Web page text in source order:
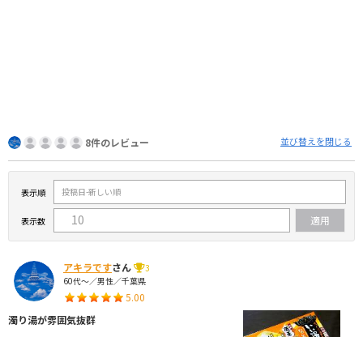
8件のレビュー 並び替えを閉じる
表示順
表示数
アキラですさん
3
60代～／男性／千葉県
5.00
濁り湯が雰囲気抜群